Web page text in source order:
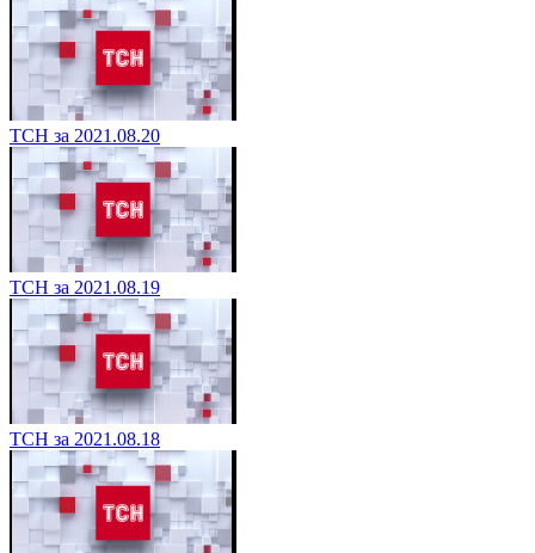
ТСН за 2021.08.20
ТСН за 2021.08.19
ТСН за 2021.08.18